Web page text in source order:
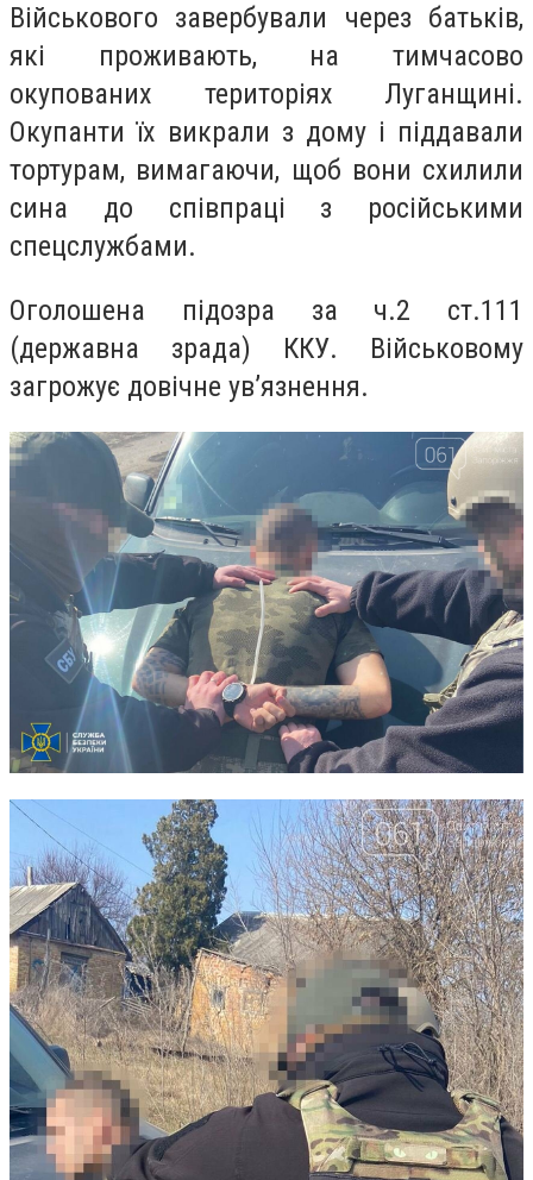
Військового завербували через батьків,
які проживають, на тимчасово
окупованих територіях Луганщині.
Окупанти їх викрали з дому і піддавали
тортурам, вимагаючи, щоб вони схилили
сина до співпраці з російськими
спецслужбами.
Оголошена підозра за ч.2 ст.111
(державна зрада) ККУ. Військовому
загрожує довічне ув’язнення.